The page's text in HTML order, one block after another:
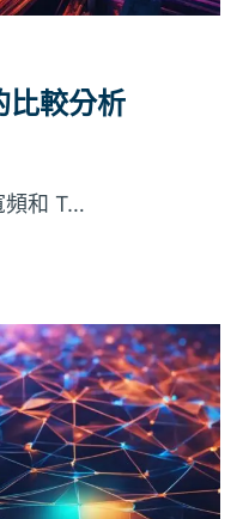
比較分析
頻和 T…